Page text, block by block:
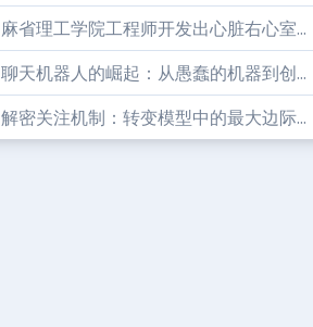
麻省理工学院工程师开发出心脏右心室...
聊天机器人的崛起：从愚蠢的机器到创...
解密关注机制：转变模型中的最大边际...